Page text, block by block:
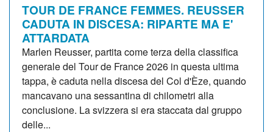
TOUR DE FRANCE FEMMES. REUSSER
CADUTA IN DISCESA: RIPARTE MA E'
ATTARDATA
Marlen Reusser, partita come terza della classifica
generale del Tour de France 2026 in questa ultima
tappa, è caduta nella discesa del Col d'Èze, quando
mancavano una sessantina di chilometri alla
conclusione. La svizzera si era staccata dal gruppo
delle...